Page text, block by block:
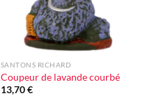
SANTONS RICHARD
Coupeur de lavande courbé
13,70€